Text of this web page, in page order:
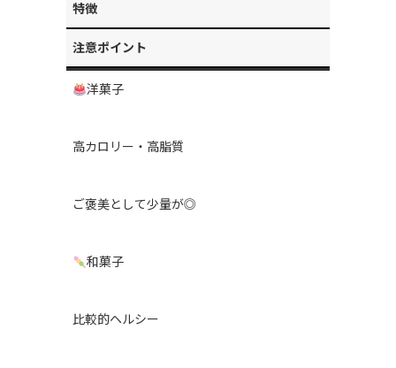
特徴
注意ポイント
洋菓子
高カロリー・高脂質
ご褒美として少量が◎
和菓子
比較的ヘルシー